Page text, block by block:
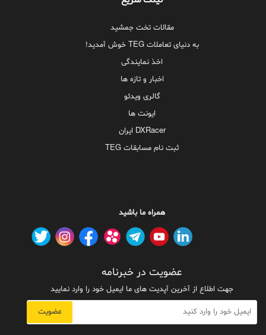
مقالات تخت جمشید
به دنیای تعاملات TEG خوش آمدید!
اخذ نمایندگی
اخبار و تازه ها
گالری ویدئو
ایونت ها
DXRacer ایران
ثبت نام مسابقات TEG
همراه ما باشید
عضویت در خبرنامه
جهت اطلاع از آخرین آپدیت های ما ایمیل خود را وارد نمایید
عضویت